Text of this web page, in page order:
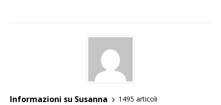
Informazioni su Susanna
1495 articoli